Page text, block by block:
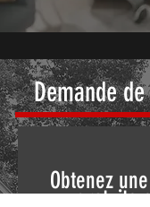
Demande
Obtenez
gratuite